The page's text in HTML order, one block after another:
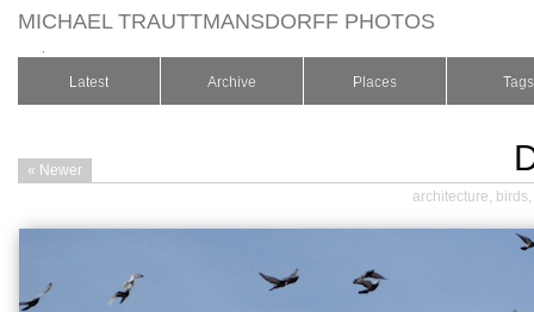
MICHAEL TRAUTTMANSDORFF PHOTOS
Latest Archive Places Tags
« Newer
architecture, birds,